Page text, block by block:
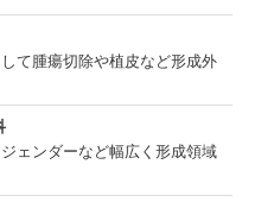
て腫瘍切除や植皮など形成外
ェンダーなど幅広く形成領域